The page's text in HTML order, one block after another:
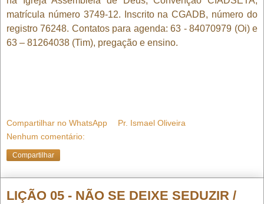
matrícula número 3749-12. Inscrito na CGADB, número do
registro 76248. Contatos para agenda: 63 - 84070979 (Oi) e
63 – 81264038 (Tim), pregação e ensino.
Compartilhar no WhatsApp
Pr. Ismael Oliveira
Nenhum comentário:
Compartilhar
LIÇÃO 05 - NÃO SE DEIXE SEDUZIR /